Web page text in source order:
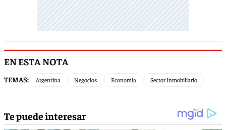
EN ESTA NOTA
TEMAS: Argentina Negocios Economía Sector Inmobiliario